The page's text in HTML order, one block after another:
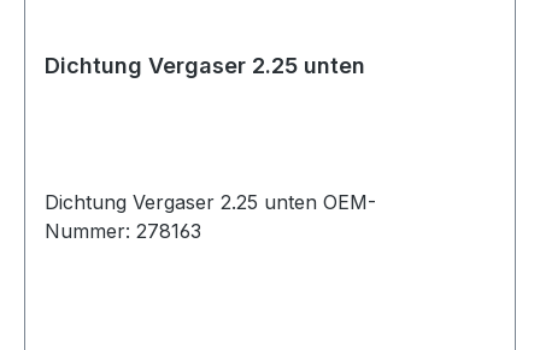
Dichtung Vergaser 2.25 unten
Dichtung Vergaser 2.25 unten OEM-
Nummer: 278163